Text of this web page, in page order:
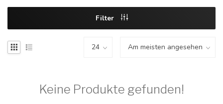
Filter
Keine Produkte gefunden!